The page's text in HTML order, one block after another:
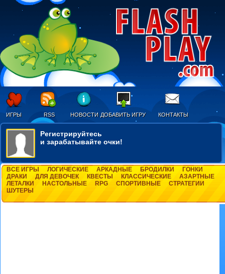
ИГРЫ RSS НОВОСТИ ДОБАВИТЬ ИГРУ КОНТАКТЫ
Регистрируйтесь
и зарабатывайте очки!
ВСЕ ИГРЫ ЛОГИЧЕСКИЕ АРКАДНЫЕ БРОДИЛКИ
ГОНКИ
ДРАКИ
ДЛЯ ДЕВОЧЕК КВЕСТЫ КЛАССИЧЕСКИЕ
АЗАРТНЫЕ
ЛЕТАЛКИ
НАСТОЛЬНЫЕ RPG СПОРТИВНЫЕ
СТРАТЕГИИ
ШУТЕРЫ